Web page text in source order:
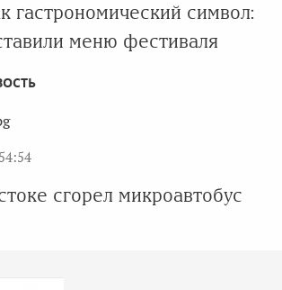
гастрономический символ:
меню фестиваля
сгорел микроавтобус